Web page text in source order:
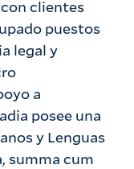
clientes
puestos
legal y
a
posee una
y Lenguas
summa cum